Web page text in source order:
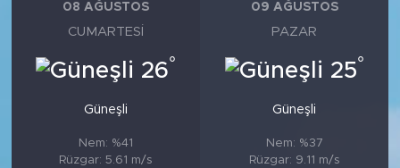
08 AĞUSTOS
CUMARTESI
26°
Güneşli
Nem: %41
Rüzgar: 5.61 m/s
09 AĞUSTOS
PAZAR
25°
Güneşli
Nem: %37
Rüzgar: 9.11 m/s